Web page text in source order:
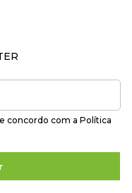
e concordo com a Política